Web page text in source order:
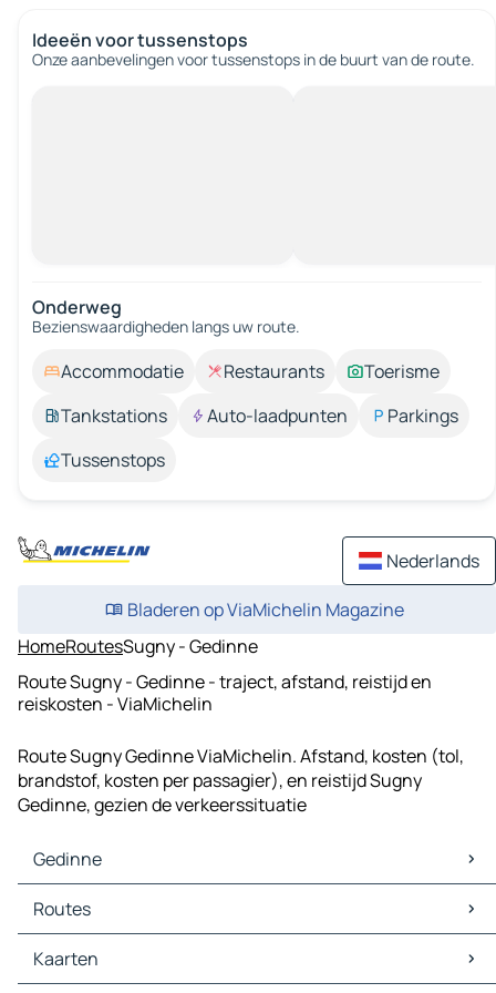
Ideeën voor tussenstops
Onze aanbevelingen voor tussenstops in de buurt van de route.
Onderweg
Bezienswaardigheden langs uw route.
Accommodatie Restaurants
Toerisme
Tankstations
Auto-laadpunten
Parkings
Tussenstops
Nederlands
Bladeren op ViaMichelin Magazine
HomeRoutesSugny - Gedinne
Route Sugny - Gedinne - traject, afstand, reistijd en
reiskosten - ViaMichelin
Route Sugny Gedinne ViaMichelin. Afstand, kosten (tol,
brandstof, kosten per passagier), en reistijd Sugny
Gedinne, gezien de verkeerssituatie
Gedinne
Gedinne Kaarten
Gedinne Verkeer
Gedinne Hotels
Gedinne Restaurants
Routes
Routes Gedinne - Monthermé
Routes Gedinne - Bièvre
Kaarten